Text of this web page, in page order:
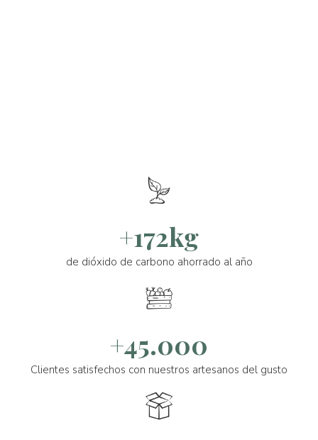
+172kg
de dióxido de carbono ahorrado al año
+45.000
Clientes satisfechos con nuestros artesanos del gusto